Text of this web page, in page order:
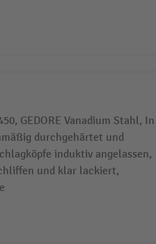
GEDORE Vanadium Stahl, In
durchgehärtet und
induktiv angelassen,
und klar lackiert,